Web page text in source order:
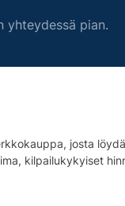
yhteydessä pian.
josta
kilpailukykyiset